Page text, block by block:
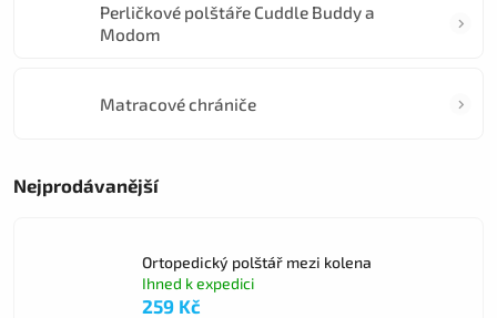
Perličkové polštáře Cuddle Buddy a
Modom
Matracové chrániče
Nejprodávanější
Ortopedický polštář mezi kolena
Ihned k expedici
259 Kč